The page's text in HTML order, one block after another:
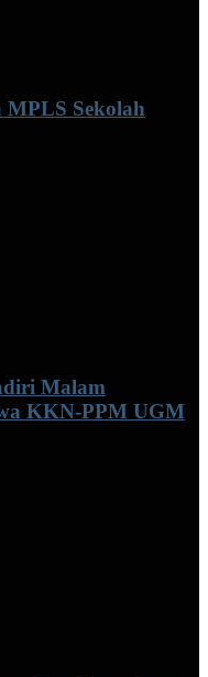
Sekolah
Malam
KKN-PPM UGM